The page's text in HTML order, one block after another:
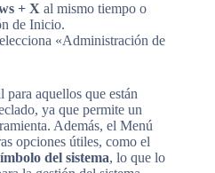
+ X al mismo tiempo o
de Inicio.
«Administración de
para aquellos que están
ya que permite un
Además, el Menú
opciones útiles, como el
del sistema, lo que lo